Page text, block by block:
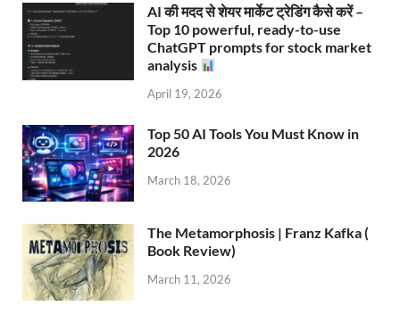
AI की मदद से शेयर मार्केट ट्रेडिंग कैसे करें –
Top 10 powerful, ready-to-use
ChatGPT prompts for stock market
analysis
April 19, 2026
Top 50 AI Tools You Must Know in
2026
March 18, 2026
The Metamorphosis | Franz Kafka (
Book Review)
March 11, 2026